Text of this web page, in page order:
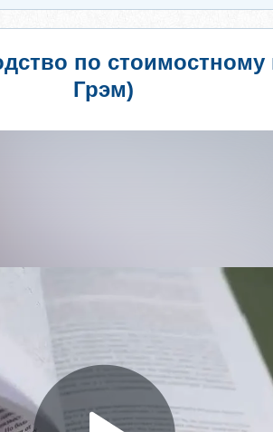
по
Грэм)